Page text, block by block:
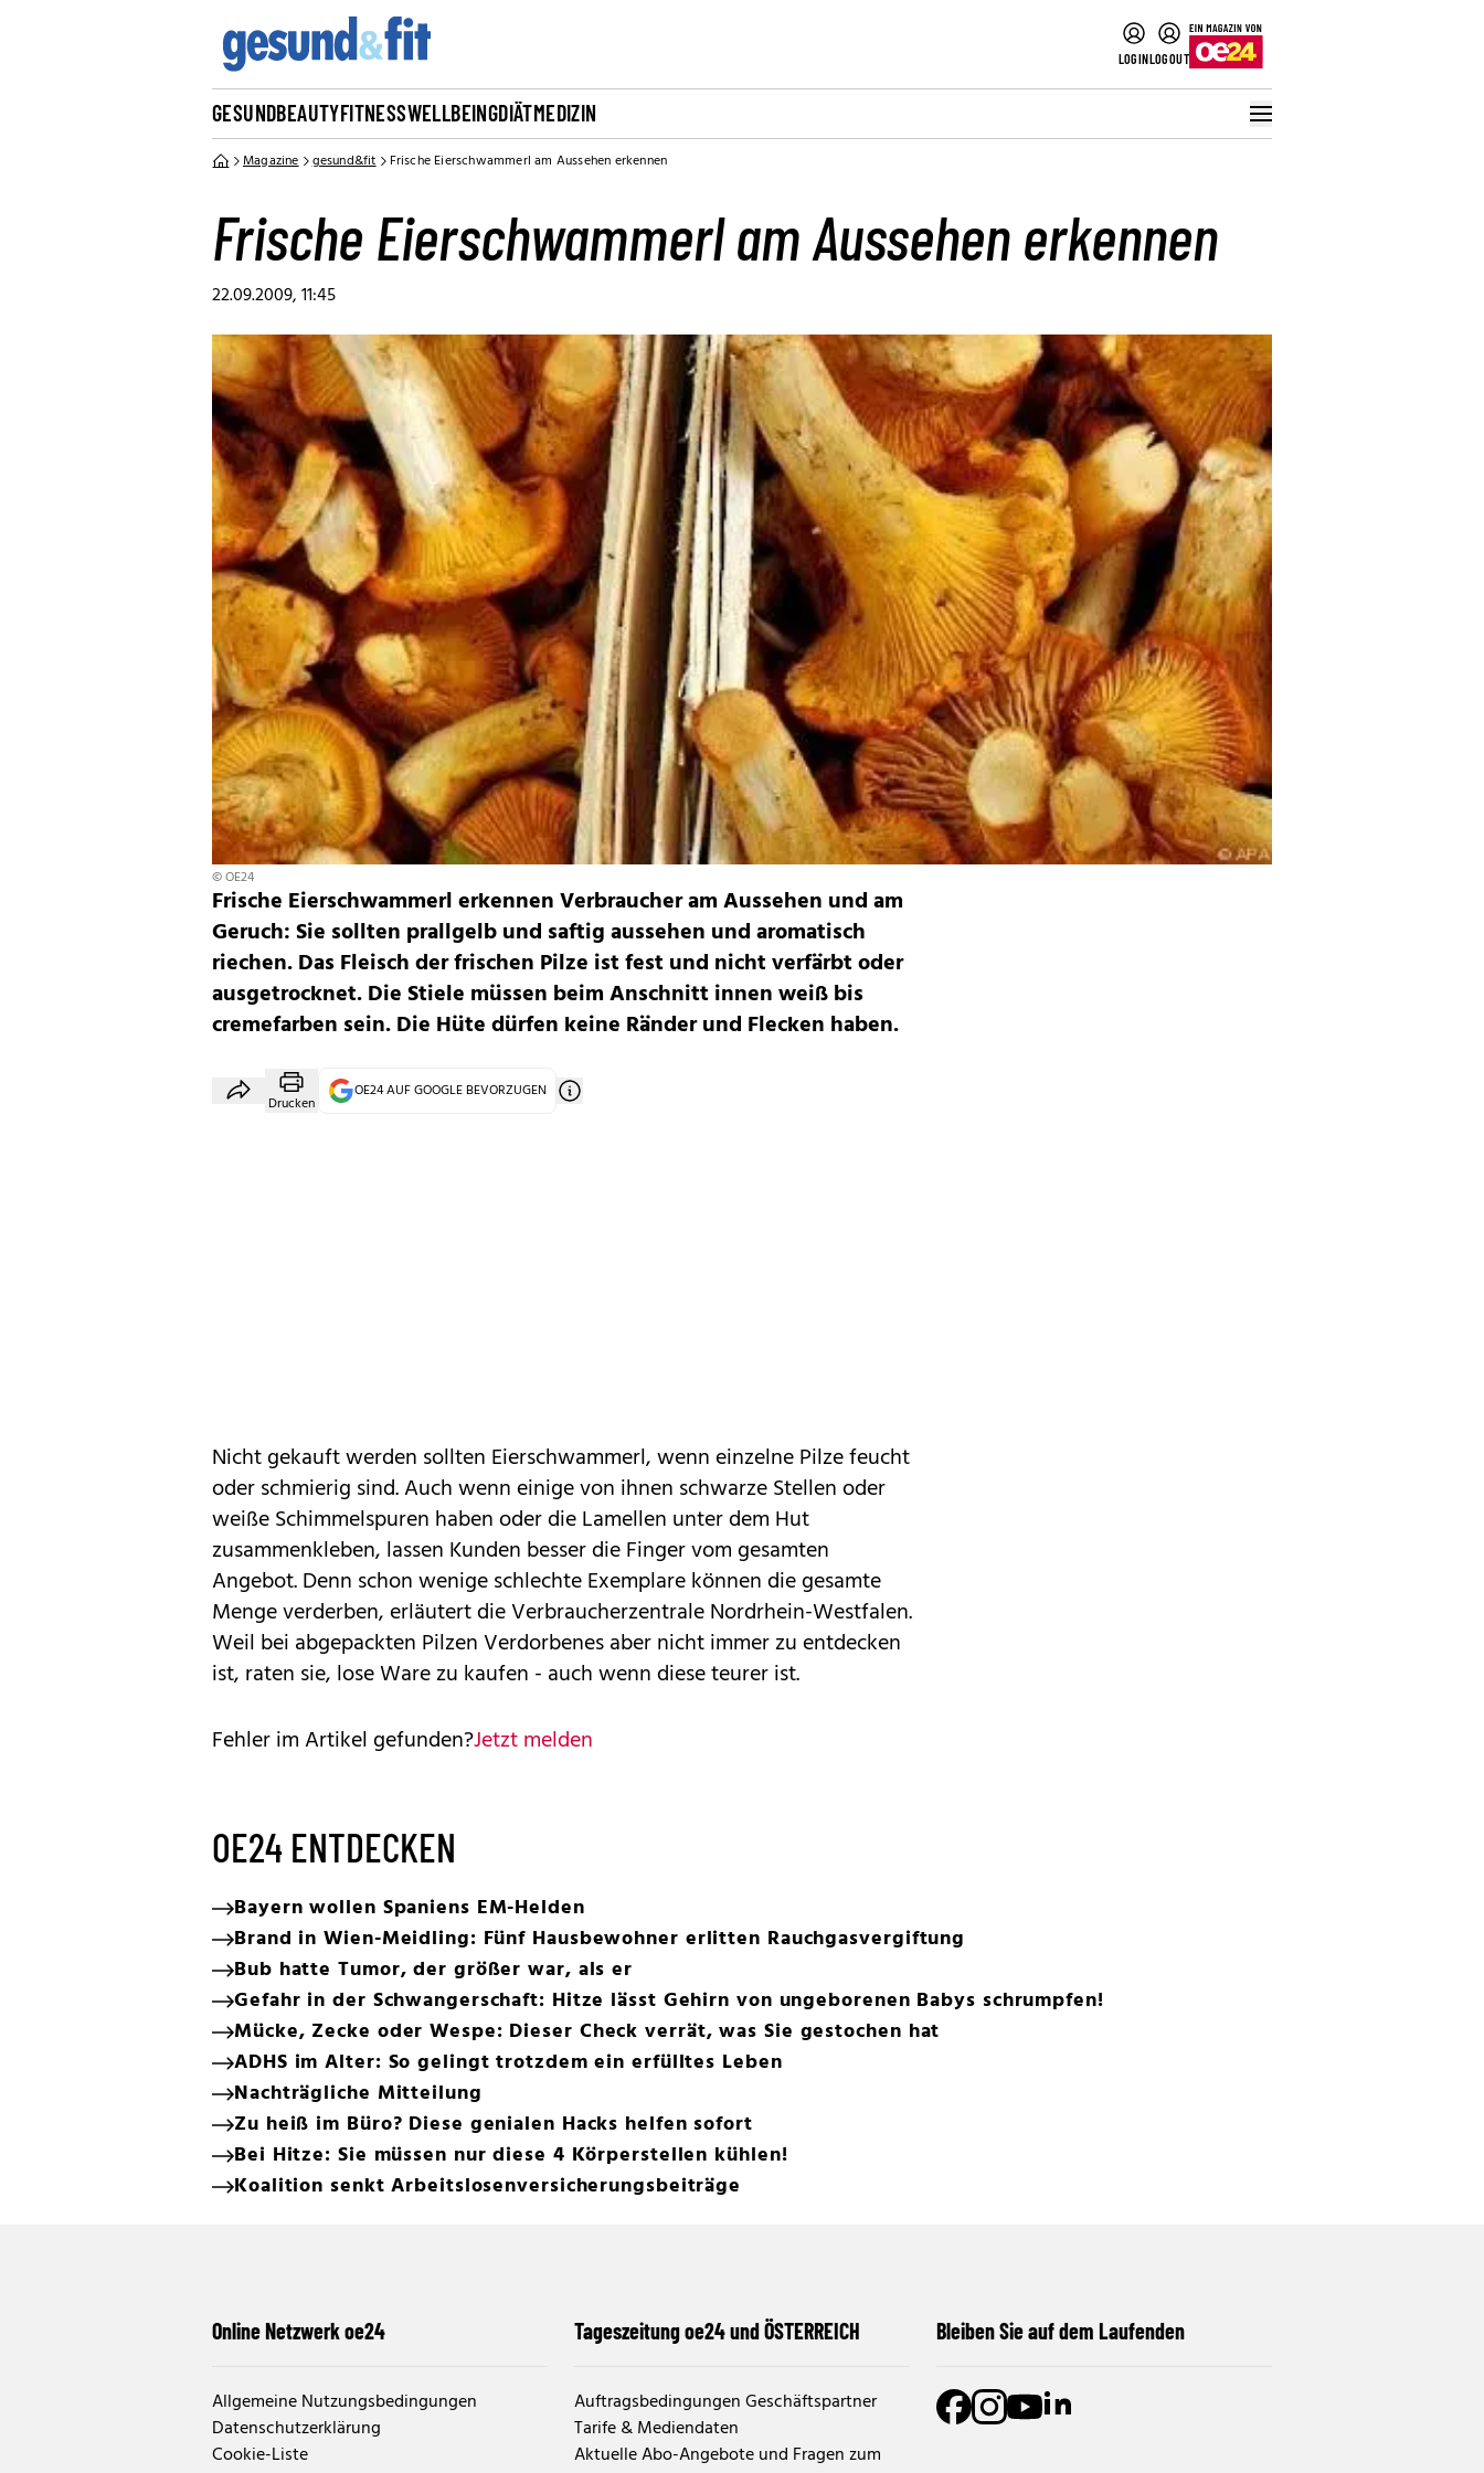
LOGINLOGOUT
GESUNDBEAUTYFITNESSWELLBEINGDIÄTMEDIZIN
Magazine gesund&fit Frische Eierschwammerl am Aussehen erkennen
Frische Eierschwammerl am Aussehen erkennen
22.09.2009, 11:45
© OE24
Frische Eierschwammerl erkennen Verbraucher am Aussehen und am
Geruch: Sie sollten prallgelb und saftig aussehen und aromatisch
riechen. Das Fleisch der frischen Pilze ist fest und nicht verfärbt oder
ausgetrocknet. Die Stiele müssen beim Anschnitt innen weiß bis
cremefarben sein. Die Hüte dürfen keine Ränder und Flecken haben.
Drucken
OE24 AUF GOOGLE BEVORZUGEN
Nicht gekauft werden sollten Eierschwammerl, wenn einzelne Pilze feucht
oder schmierig sind. Auch wenn einige von ihnen schwarze Stellen oder
weiße Schimmelspuren haben oder die Lamellen unter dem Hut
zusammenkleben, lassen Kunden besser die Finger vom gesamten
Angebot. Denn schon wenige schlechte Exemplare können die gesamte
Menge verderben, erläutert die Verbraucherzentrale Nordrhein-Westfalen.
Weil bei abgepackten Pilzen Verdorbenes aber nicht immer zu entdecken
ist, raten sie, lose Ware zu kaufen - auch wenn diese teurer ist.
Fehler im Artikel gefunden?Jetzt melden
OE24 ENTDECKEN
Bayern wollen Spaniens EM-Helden
Brand in Wien-Meidling: Fünf Hausbewohner erlitten Rauchgasvergiftung
Bub hatte Tumor, der größer war, als er
Gefahr in der Schwangerschaft: Hitze lässt Gehirn von ungeborenen Babys schrumpfen!
Mücke, Zecke oder Wespe: Dieser Check verrät, was Sie gestochen hat
ADHS im Alter: So gelingt trotzdem ein erfülltes Leben
Nachträgliche Mitteilung
Zu heiß im Büro? Diese genialen Hacks helfen sofort
Bei Hitze: Sie müssen nur diese 4 Körperstellen kühlen!
Koalition senkt Arbeitslosenversicherungsbeiträge
Online Netzwerk oe24
Allgemeine Nutzungsbedingungen
Datenschutzerklärung
Cookie-Liste
Tageszeitung oe24 und ÖSTERREICH
Auftragsbedingungen Geschäftspartner
Tarife & Mediendaten
Aktuelle Abo-Angebote und Fragen zum
Bleiben Sie auf dem Laufenden